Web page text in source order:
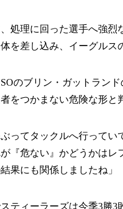
処理に回った選手へ強烈
を差し込み、イーグルス
のブリン・ガットラン
をつかまない危険な形と
ぶってタックルへ行って
『危ない』かどうかはレ
果にも関係しましたね」
ティーラーズは今季3勝3